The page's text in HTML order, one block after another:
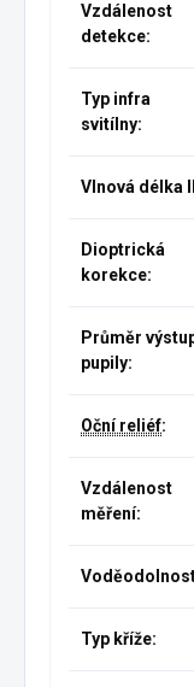
Vzdálenost
detekce:
Typ infra
svitílny:
Vlnová délka
Dioptrická
korekce:
Průměr
pupily:
Oční reliéf:
Vzdálenost
měření:
Typ kříže: